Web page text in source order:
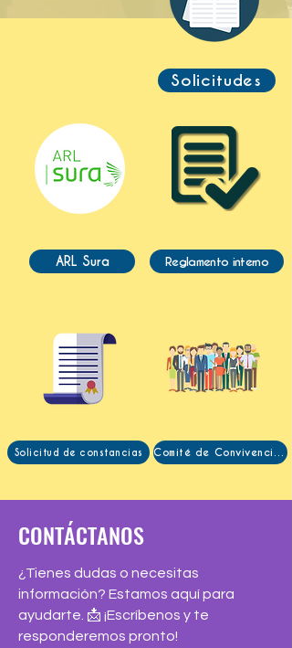
Solicitudes
ARL Sura Reglamento interno
Solicitud de constancias Comité de Convivencia Laboral
CONTÁCTANOS
¿Tienes dudas o necesitas
información? Estamos aquí para
ayudarte. 📩 ¡Escríbenos y te
responderemos pronto!